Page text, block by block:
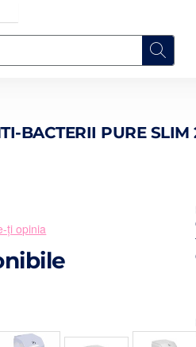
BACTERII PURE SLIM
ţi opinia